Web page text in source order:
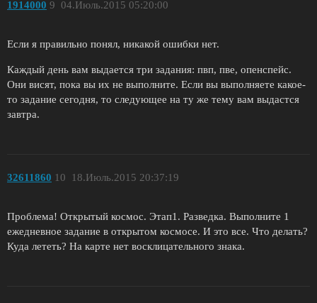
1914000 04.Июль.2015 05:20:00
9
Если я правильно понял, никакой ошибки нет.
Каждый день вам выдается три задания: пвп, пве, опенспейс.
Они висят, пока вы их не выполните. Если вы выполняете какое-
то задание сегодня, то следующее на ту же тему вам выдастся
завтра.
32611860 18.Июль.2015 20:37:19
10
Проблема! Открытый космос. Этап1. Разведка. Выполните 1
ежедневное задание в открытом космосе. И это все. Что делать?
Куда лететь? На карте нет восклицательного знака.